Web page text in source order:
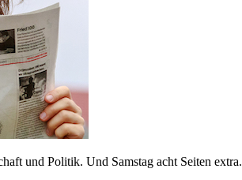
und Politik. Und Samstag acht Seiten extra.